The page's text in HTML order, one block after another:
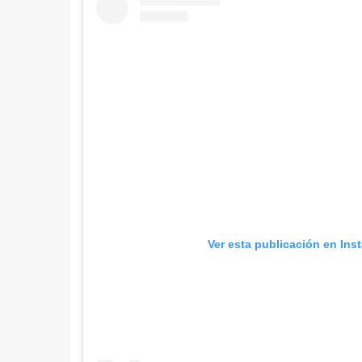
Ver esta publicación en